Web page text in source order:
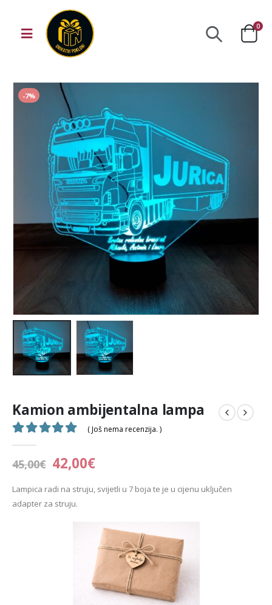
0
-7%
Kamion ambijentalna lampa
0out of 5
( Još nema recenzija. )
45,00€ 42,00€
Lampica radi na struju, svijetli u 7 boja te je u cijenu uključen
adapter za struju.